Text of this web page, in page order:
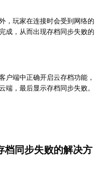
，玩家在连接时会受到网络的
成，从而出现存档同步失败的
户端中正确开启云存档功能，
端，最后显示存档同步失败。
档同步失败的解决方